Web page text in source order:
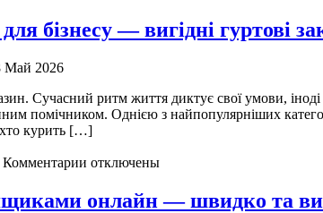
бізнесу — вигідні гуртові
Май 2026
Сучасний ритм життя диктує свої умови,
помічником. Однією з найпопулярніших
курить […]
Комментарии отключены
онлайн — швидко та